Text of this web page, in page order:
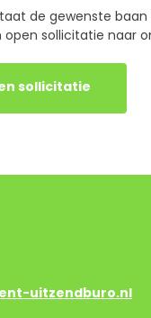
de gewenste
open sollicitatie naar
sollicitatie
uitzendburo.nl